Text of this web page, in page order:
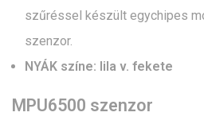
szűréssel készült egychipes
szenzor.
NYÁK színe: lila v. fekete
MPU6500 szenzor